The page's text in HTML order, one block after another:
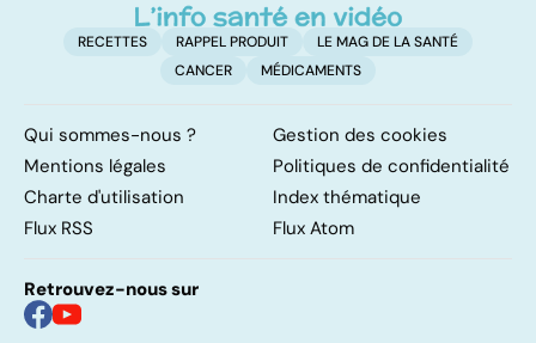
RECETTES RAPPEL PRODUIT
LE MAG DE LA SANTÉ
CANCER
MÉDICAMENTS
Qui sommes-nous ?
Gestion des cookies
Mentions légales
Politiques de confidentialité
Charte d'utilisation
Index thématique
Flux RSS
Flux Atom
Retrouvez-nous sur